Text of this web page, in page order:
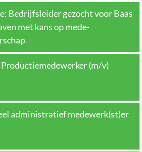
Bedrijfsleider gezocht voor Baas
met kans op mede-
(m/v)
administratief medewerk(st)er